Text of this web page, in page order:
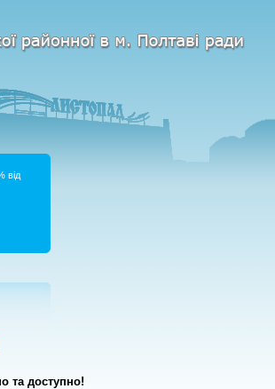
від
та доступно!